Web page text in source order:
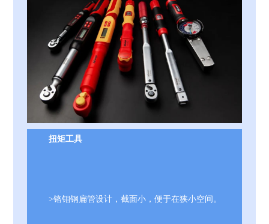
扭矩工具
>铬钼钢扁管设计，截面小，便于在狭小空间。